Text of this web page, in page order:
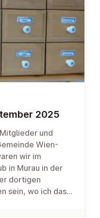
2025
und
Wien-
wir im
in Murau in der
dortigen
sein, wo ich das
Ein